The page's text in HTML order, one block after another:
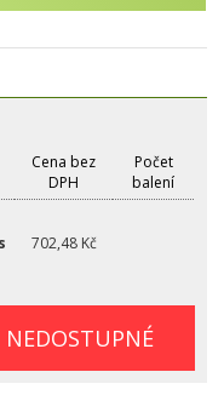
Cena bez
DPH
Počet
balení
702,48 Kč